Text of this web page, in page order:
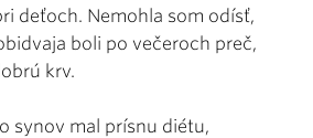
deťoch. Nemohla som odísť,
boli po večeroch preč,
krv.
synov mal prísnu diétu,